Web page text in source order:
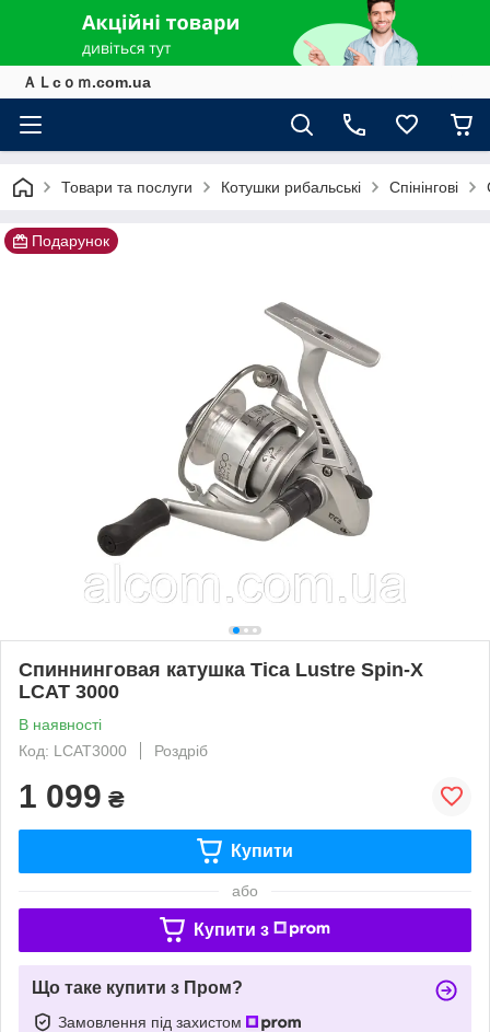
ＡＬcｏｍ.com.ua
Товари та послуги Котушки рибальські Спінінгові
Подарунок
Спиннинговая катушка Tica Lustre Spin-X
LCAT 3000
В наявності
Код: LCAT3000
Роздріб
1 099 ₴
Купити
або
Купити з
Що таке купити з Пром?
Замовлення під захистом